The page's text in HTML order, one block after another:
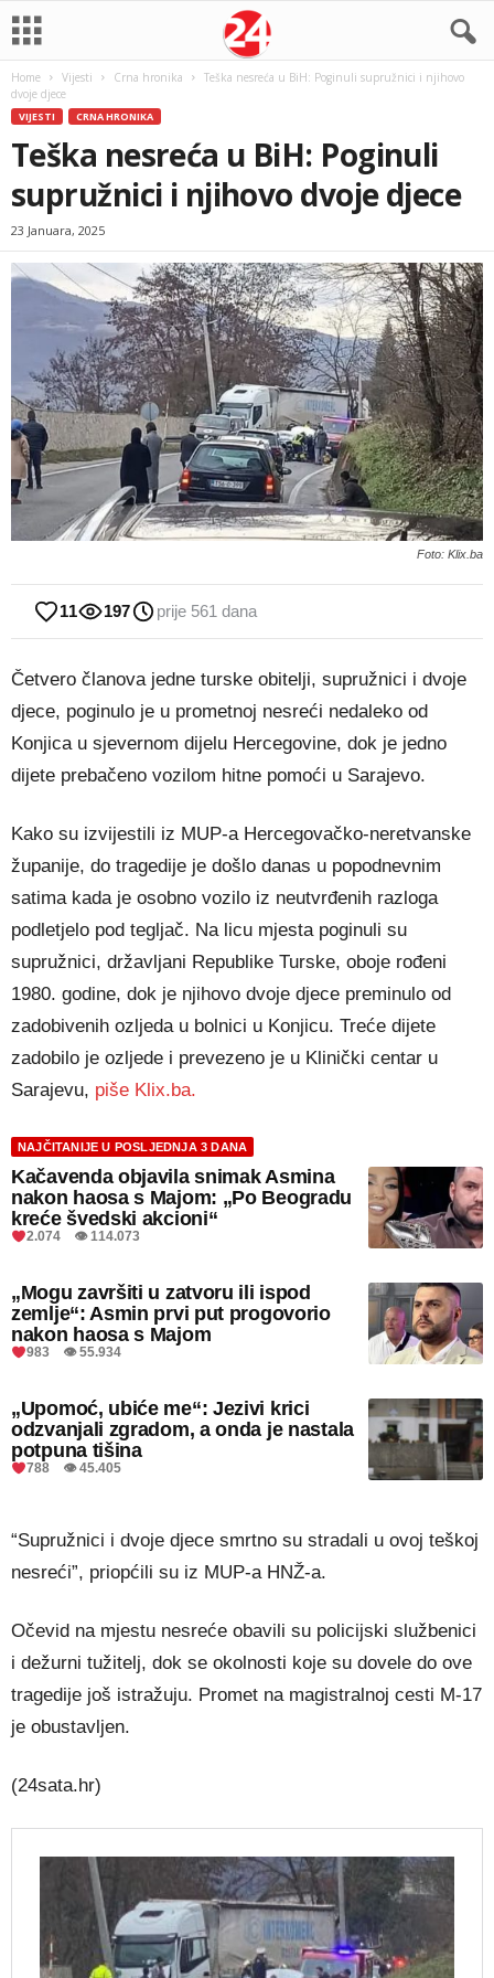
Home Vijesti Crna hronika
Teška nesreća u BiH: Poginuli supružnici i njihovo
dvoje djece
VIJESTI CRNA HRONIKA
Teška nesreća u BiH: Poginuli
supružnici i njihovo dvoje djece
23 Januara, 2025
Foto: Klix.ba
11 197 prije 561 dana
Četvero članova jedne turske obitelji, supružnici i dvoje
djece, poginulo je u prometnoj nesreći nedaleko od
Konjica u sjevernom dijelu Hercegovine, dok je jedno
dijete prebačeno vozilom hitne pomoći u Sarajevo.
Kako su izvijestili iz MUP-a Hercegovačko-neretvanske
županije, do tragedije je došlo danas u popodnevnim
satima kada je osobno vozilo iz neutvrđenih razloga
podletjelo pod tegljač. Na licu mjesta poginuli su
supružnici, državljani Republike Turske, oboje rođeni
1980. godine, dok je njihovo dvoje djece preminulo od
zadobivenih ozljeda u bolnici u Konjicu. Treće dijete
zadobilo je ozljede i prevezeno je u Klinički centar u
Sarajevu, piše Klix.ba.
NAJČITANIJE U POSLJEDNJA 3 DANA
Kačavenda objavila snimak Asmina
nakon haosa s Majom: „Po Beogradu
kreće švedski akcioni“
2.074 👁 114.073
„Mogu završiti u zatvoru ili ispod
zemlje“: Asmin prvi put progovorio
nakon haosa s Majom
983 👁 55.934
„Upomoć, ubiće me“: Jezivi krici
odzvanjali zgradom, a onda je nastala
potpuna tišina
788 👁 45.405
“Supružnici i dvoje djece smrtno su stradali u ovoj teškoj
nesreći”, priopćili su iz MUP-a HNŽ-a.
Očevid na mjestu nesreće obavili su policijski službenici
i dežurni tužitelj, dok se okolnosti koje su dovele do ove
tragedije još istražuju. Promet na magistralnoj cesti M-17
je obustavljen.
(24sata.hr)